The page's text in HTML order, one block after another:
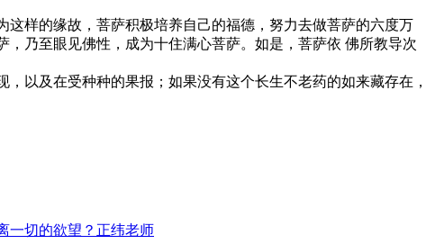
样的缘故，菩萨积极培养自己的福德，努力去做菩萨的六度万
乃至眼见佛性，成为十住满心菩萨。如是，菩萨依 佛所教导次
以及在受种种的果报；如果没有这个长生不老药的如来藏存在，
一切的欲望？正纬老师